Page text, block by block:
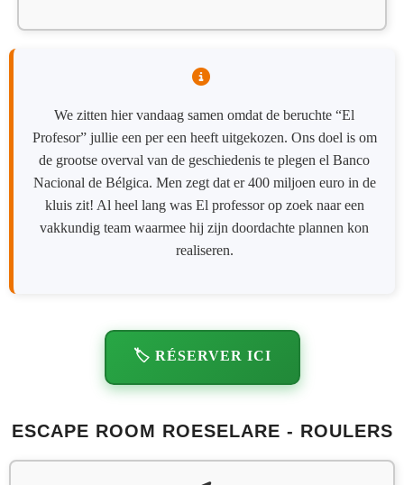
We zitten hier vandaag samen omdat de beruchte “El
Profesor” jullie een per een heeft uitgekozen. Ons doel is om
de grootse overval van de geschiedenis te plegen el Banco
Nacional de Bélgica. Men zegt dat er 400 miljoen euro in de
kluis zit! Al heel lang was El professor op zoek naar een
vakkundig team waarmee hij zijn doordachte plannen kon
realiseren.
🏷️ RÉSERVER ICI
ESCAPE ROOM ROESELARE - ROULERS